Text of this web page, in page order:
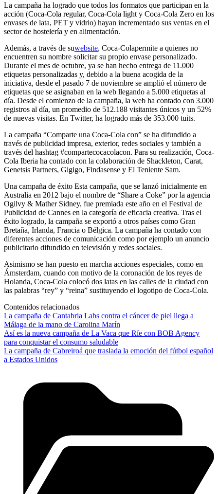
La campaña ha logrado que todos los formatos que participan en la
acción (Coca-Cola regular, Coca-Cola light y Coca-Cola Zero en los
envases de lata, PET y vidrio) hayan incrementado sus ventas en el
sector de hostelería y en alimentación.
Además, a través de suwebsite, Coca-Colapermite a quienes no
encuentren su nombre solicitar su propio envase personalizado.
Durante el mes de octubre, ya se han hecho entrega de 11.000
etiquetas personalizadas y, debido a la buena acogida de la
iniciativa, desde el pasado 7 de noviembre se amplió el número de
etiquetas que se asignaban en la web llegando a 5.000 etiquetas al
día. Desde el comienzo de la campaña, la web ha contado con 3.000
registros al día, un promedio de 512.188 visitantes únicos y un 52%
de nuevas visitas. En Twitter, ha logrado más de 353.000 tuits.
La campaña “Comparte una Coca-Cola con” se ha difundido a
través de publicidad impresa, exterior, redes sociales y también a
través del hashtag #compartecocacolacon. Para su realización, Coca-
Cola Iberia ha contado con la colaboración de Shackleton, Carat,
Genetsis Partners, Gigigo, Findasense y El Teniente Sam.
Una campaña de éxito Esta campaña, que se lanzó inicialmente en
Australia en 2012 bajo el nombre de “Share a Coke” por la agencia
Ogilvy & Mather Sidney, fue premiada este año en el Festival de
Publicidad de Cannes en la categoría de eficacia creativa. Tras el
éxito logrado, la campaña se exportó a otros países como Gran
Bretaña, Irlanda, Francia o Bélgica. La campaña ha contado con
diferentes acciones de comunicación como por ejemplo un anuncio
publicitario difundido en televisión y redes sociales.
Asimismo se han puesto en marcha acciones especiales, como en
Ámsterdam, cuando con motivo de la coronación de los reyes de
Holanda, Coca-Cola colocó dos latas en las calles de la ciudad con
las palabras “rey” y “reina” sustituyendo el logotipo de Coca-Cola.
Contenidos relacionados
La campaña de Cantabria Labs contra el cáncer de piel llega a
Málaga de la mano de Carolina Marín
Así es la nueva campaña de La Vaca que Ríe con BOB Agency
para conquistar el consumo saludable
La campaña de Cabreiroá que traslada la emoción del fútbol español
a Estados Unidos